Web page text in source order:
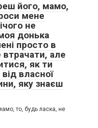
його, мамо,
мене
не
донька
просто в
втрачати, але
як ти
власної
яку знаєш
то, будь ласка, не